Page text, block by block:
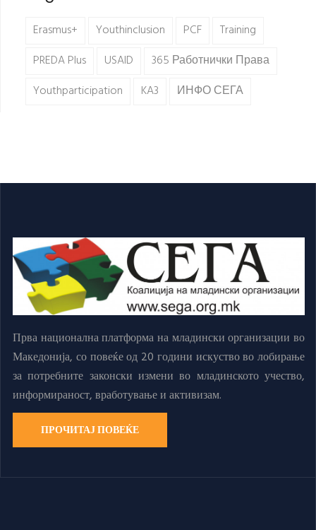
Erasmus+ Youthinclusion PCF
Training
PREDA Plus
USAID
365 Работнички Права
Youthparticipation
KA3 ИНФО СЕГА
Прва национална платформа на младински организации во
Македонија, со повеќе од 20 години искуство во лобирање
за потребните законски измени во младинското учество,
информираност, вработување и активизам.
ПРОЧИТАЈ ПОВЕЌЕ